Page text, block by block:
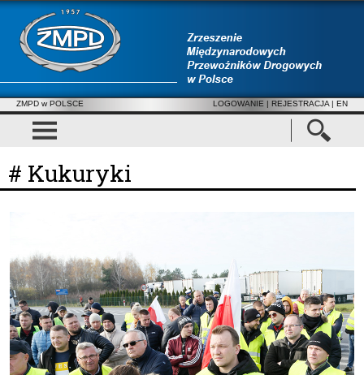
ZMPD w POLSCE LOGOWANIE | REJESTRACJA | EN
# Kukuryki